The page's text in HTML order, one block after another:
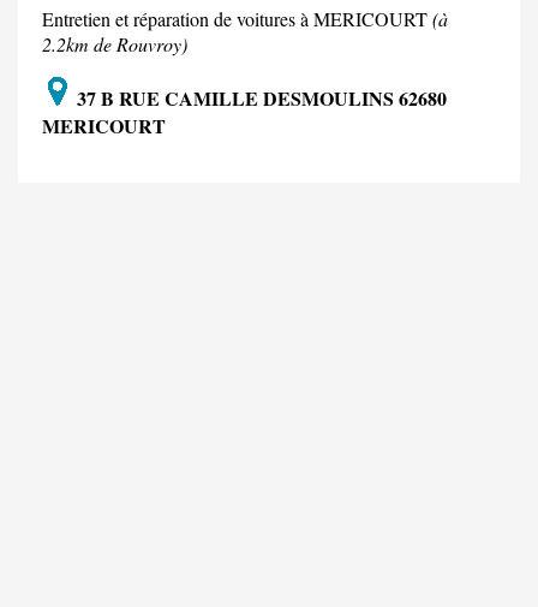
Entretien et réparation de voitures à MERICOURT(à
2.2km de Rouvroy)
37 B RUE CAMILLE DESMOULINS 62680
MERICOURT